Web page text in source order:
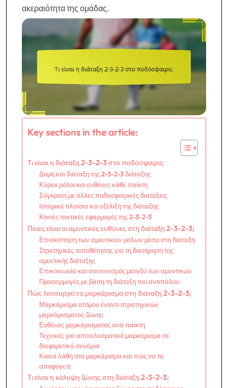
ακεραιότητα της ομάδας.
Key sections in the article:
Τι είναι η διάταξη 2-3-2-3 στο ποδόσφαιρο;
Δομή και διάταξη της 2-3-2-3 διάταξης
Κύριοι ρόλοι και ευθύνες κάθε παίκτη
Σύγκριση με άλλες ποδοσφαιρικές διατάξεις
Ιστορικό πλαίσιο και εξέλιξη της διάταξης
Κοινές τακτικές εφαρμογές της 2-3-2-3
Ποιες είναι οι αμυντικές ευθύνες στη διάταξη 2-3-2-3;
Επισκόπηση των αμυντικών ρόλων μέσα στη διάταξη
Στρατηγικές τοποθέτησης για τη διατήρηση της
αμυντικής διάταξης
Επικοινωνία και συντονισμός μεταξύ των αμυντικών
Προσαρμογές με βάση τη διάταξη του αντιπάλου
Πώς λειτουργεί το μαρκάρισμα στη διάταξη 2-3-2-3;
Μαρκάρισμα ατόμου έναντι στρατηγικών
μαρκάρισματος ζώνης
Ευθύνες μαρκάρισματος ανά παίκτη
Τεχνικές για αποτελεσματικό μαρκάρισμα σε
διαφορετικά σενάρια
Κοινά λάθη στο μαρκάρισμα και πώς να τα
αποφύγετε
Τι είναι η κάλυψη ζώνης στη διάταξη 2-3-2-3;